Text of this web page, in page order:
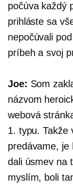
počúva každý
prihláste sa
nepočúvali
príbeh a svoj
Joe: Som
názvom
webová
1. typu. Takže
predávame,
dali úsmev na
myslím, boli